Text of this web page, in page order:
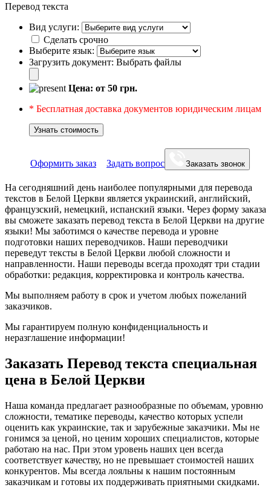
Перевод текста
Вид услуги:
Сделать срочно
Выберите язык:
Загрузить документ: Выбрать файлы
Цена: от 50 грн.
* Бесплатная доставка документов юридическим лицам
Узнать стоимость
Оформить заказ Задать вопрос Заказать звонок
На сегодняшний день наиболее популярными для перевода
текстов в Белой Церкви является украинский, английский,
французский, немецкий, испанский языки. Через форму заказа
вы сможете заказать перевод текста в Белой Церкви на другие
языки! Мы заботимся о качестве перевода и уровне
подготовки наших переводчиков. Наши переводчики
переведут тексты в Белой Церкви любой сложности и
направленности. Наши переводы всегда проходят три стадии
обработки: редакция, корректировка и контроль качества.
Мы выполняем работу в срок и учетом любых пожеланий
заказчиков.
Мы гарантируем полную конфиденциальность и
неразглашение информации!
Заказать Перевод текста специальная
цена в Белой Церкви
Наша команда предлагает разнообразные по объемам, уровню
сложности, тематике переводы, качество которых успели
оценить как украинские, так и зарубежные заказчики. Мы не
гонимся за ценой, но ценим хороших специалистов, которые
работаю на нас. При этом уровень наших цен всегда
соответствует качеству, но не превышает стоимостей наших
конкурентов. Мы всегда лояльны к нашим постоянным
заказчикам и готовы их поддерживать приятными скидками.